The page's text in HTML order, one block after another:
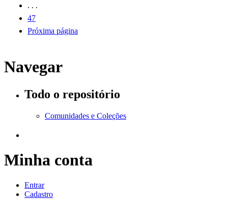
. . .
47
Próxima página
Navegar
Todo o repositório
Comunidades e Coleções
Minha conta
Entrar
Cadastro